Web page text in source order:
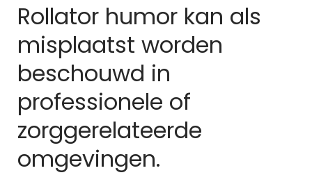
Rollator humor kan als
misplaatst worden
beschouwd in
professionele of
zorggerelateerde
omgevingen.